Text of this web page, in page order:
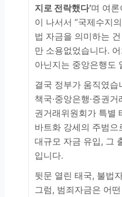
지로 전락했다’며 여
이 나서서 “국제수지
법 자금을 의미하는
만 소용없었습니다.
아닌지는 중앙은행도
결국 정부가 움직였습
책국·중앙은행·증권
권거래위원회가 특별
바트화 강세의 주범
대규모 자금 유입, 그
입니다.
뒷문 열린 태국, 불법
그럼, 범죄자금은 어